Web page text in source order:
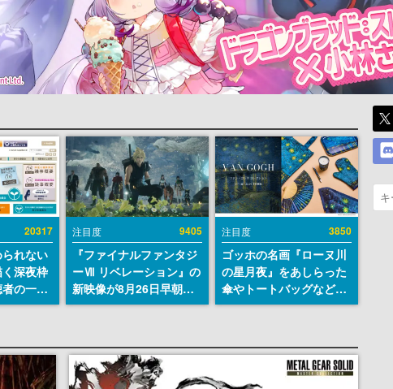
20317
られない
深夜枠
の一部
法薬物
写も含
を交わ
注目度 9405
『ファイナルファンタジ
ーⅦ リベレーション』の
新映像が8月26日早朝に
公開へ。『FF7』リメイ
ニングナイトライブにて
ディレクターの浜口直樹
注目度 3850
ゴッホの名画『ローヌ川
の星月夜』をあしらった
傘やトートバッグなどが
登場。8月7日21時より2